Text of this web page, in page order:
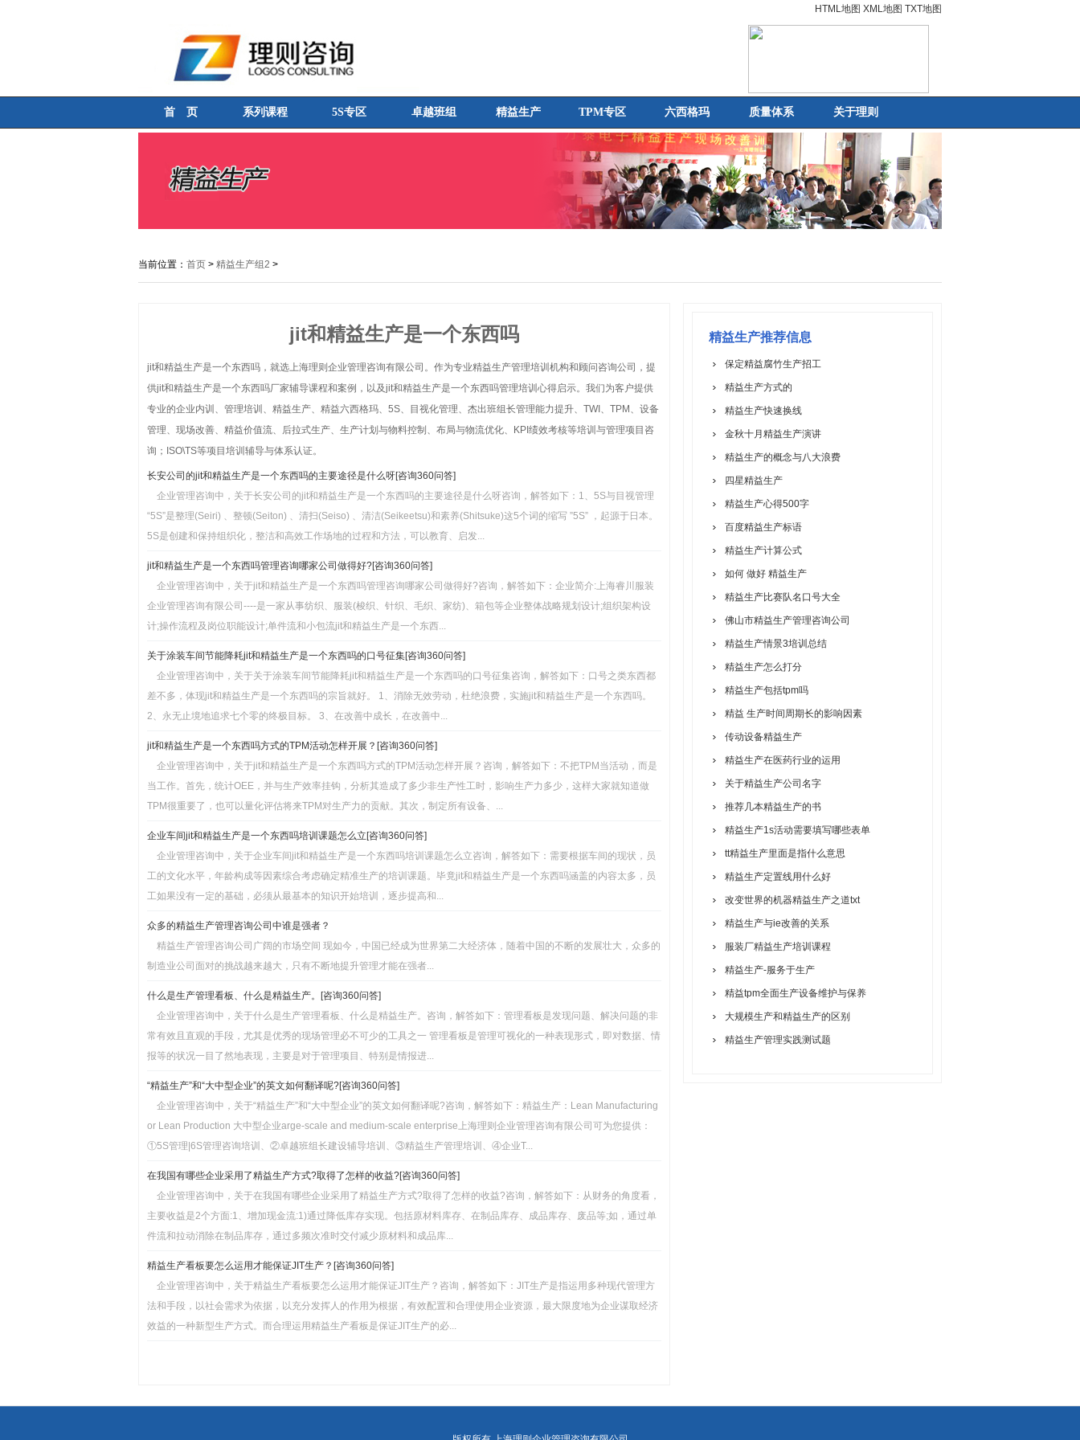
HTML地图 XML地图 TXT地图
首 页 系列课程 5S专区 卓越班组 精益生产 TPM专区 六西格玛 质量体系 关于理则
当前位置： 首页 > 精益生产组2 >
jit和精益生产是一个东西吗
jit和精益生产是一个东西吗，就选上海理则企业管理咨询有限公司。作为专业精益生产管理培训机构和顾问咨询公司，提
供jit和精益生产是一个东西吗厂家辅导课程和案例，以及jit和精益生产是一个东西吗管理培训心得启示。我们为客户提供
专业的企业内训、管理培训、精益生产、精益六西格玛、5S、目视化管理、杰出班组长管理能力提升、TWI、TPM、设备
管理、现场改善、精益价值流、后拉式生产、生产计划与物料控制、布局与物流优化、KPI绩效考核等培训与管理项目咨
询；ISO\TS等项目培训辅导与体系认证。
长安公司的jit和精益生产是一个东西吗的主要途径是什么呀[咨询360问答]
企业管理咨询中，关于长安公司的jit和精益生产是一个东西吗的主要途径是什么呀咨询，解答如下：1、5S与目视管理
“5S”是整理(Seiri) 、整顿(Seiton) 、清扫(Seiso) 、清洁(Seikeetsu)和素养(Shitsuke)这5个词的缩写 ”5S” ，起源于日本。
5S是创建和保持组织化，整洁和高效工作场地的过程和方法，可以教育、启发...
jit和精益生产是一个东西吗管理咨询哪家公司做得好?[咨询360问答]
企业管理咨询中，关于jit和精益生产是一个东西吗管理咨询哪家公司做得好?咨询，解答如下：企业简介:上海睿川服装
企业管理咨询有限公司----是一家从事纺织、服装(梭织、针织、毛织、家纺)、箱包等企业整体战略规划设计;组织架构设
计;操作流程及岗位职能设计;单件流和小包流jit和精益生产是一个东西...
关于涂装车间节能降耗jit和精益生产是一个东西吗的口号征集[咨询360问答]
企业管理咨询中，关于关于涂装车间节能降耗jit和精益生产是一个东西吗的口号征集咨询，解答如下：口号之类东西都
差不多，体现jit和精益生产是一个东西吗的宗旨就好。 1、消除无效劳动，杜绝浪费，实施jit和精益生产是一个东西吗。
2、永无止境地追求七个零的终极目标。 3、在改善中成长，在改善中...
jit和精益生产是一个东西吗方式的TPM活动怎样开展？[咨询360问答]
企业管理咨询中，关于jit和精益生产是一个东西吗方式的TPM活动怎样开展？咨询，解答如下：不把TPM当活动，而是
当工作。首先，统计OEE，并与生产效率挂钩，分析其造成了多少非生产性工时，影响生产力多少，这样大家就知道做
TPM很重要了，也可以量化评估将来TPM对生产力的贡献。其次，制定所有设备、...
企业车间jit和精益生产是一个东西吗培训课题怎么立[咨询360问答]
企业管理咨询中，关于企业车间jit和精益生产是一个东西吗培训课题怎么立咨询，解答如下：需要根据车间的现状，员
工的文化水平，年龄构成等因素综合考虑确定精准生产的培训课题。毕竟jit和精益生产是一个东西吗涵盖的内容太多，员
工如果没有一定的基础，必须从最基本的知识开始培训，逐步提高和...
众多的精益生产管理咨询公司中谁是强者？
精益生产管理咨询公司广阔的市场空间 现如今，中国已经成为世界第二大经济体，随着中国的不断的发展壮大，众多的
制造业公司面对的挑战越来越大，只有不断地提升管理才能在强者...
什么是生产管理看板、什么是精益生产。[咨询360问答]
企业管理咨询中，关于什么是生产管理看板、什么是精益生产。咨询，解答如下：管理看板是发现问题、解决问题的非
常有效且直观的手段，尤其是优秀的现场管理必不可少的工具之一 管理看板是管理可视化的一种表现形式，即对数据、情
报等的状况一目了然地表现，主要是对于管理项目、特别是情报进...
“精益生产”和“大中型企业”的英文如何翻译呢?[咨询360问答]
企业管理咨询中，关于“精益生产”和“大中型企业”的英文如何翻译呢?咨询，解答如下：精益生产：Lean Manufacturing
or Lean Production 大中型企业arge-scale and medium-scale enterprise上海理则企业管理咨询有限公司可为您提供：
①5S管理|6S管理咨询培训、②卓越班组长建设辅导培训、③精益生产管理培训、④企业T...
在我国有哪些企业采用了精益生产方式?取得了怎样的收益?[咨询360问答]
企业管理咨询中，关于在我国有哪些企业采用了精益生产方式?取得了怎样的收益?咨询，解答如下：从财务的角度看，
主要收益是2个方面:1、增加现金流:1)通过降低库存实现。包括原材料库存、在制品库存、成品库存、废品等;如，通过单
件流和拉动消除在制品库存，通过多频次准时交付减少原材料和成品库...
精益生产看板要怎么运用才能保证JIT生产？[咨询360问答]
企业管理咨询中，关于精益生产看板要怎么运用才能保证JIT生产？咨询，解答如下：JIT生产是指运用多种现代管理方
法和手段，以社会需求为依据，以充分发挥人的作用为根据，有效配置和合理使用企业资源，最大限度地为企业谋取经济
效益的一种新型生产方式。而合理运用精益生产看板是保证JIT生产的必...
精益生产推荐信息
保定精益腐竹生产招工
精益生产方式的
精益生产快速换线
金秋十月精益生产演讲
精益生产的概念与八大浪费
四星精益生产
精益生产心得500字
百度精益生产标语
精益生产计算公式
如何 做好 精益生产
精益生产比赛队名口号大全
佛山市精益生产管理咨询公司
精益生产情景3培训总结
精益生产怎么打分
精益生产包括tpm吗
精益 生产时间周期长的影响因素
传动设备精益生产
精益生产在医药行业的运用
关于精益生产公司名字
推荐几本精益生产的书
精益生产1s活动需要填写哪些表单
tt精益生产里面是指什么意思
精益生产定置线用什么好
改变世界的机器精益生产之道txt
精益生产与ie改善的关系
服装厂精益生产培训课程
精益生产-服务于生产
精益tpm全面生产设备维护与保养
大规模生产和精益生产的区别
精益生产管理实践测试题